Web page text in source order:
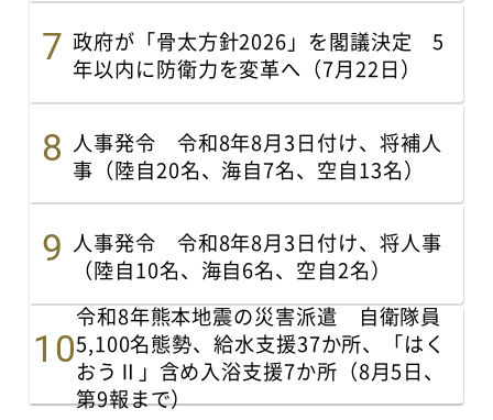
政府が「骨太方針2026」を閣議決定 5
年以内に防衛力を変革へ（7月22日）
人事発令 令和8年8月3日付け、将補人
事（陸自20名、海自7名、空自13名）
人事発令 令和8年8月3日付け、将人事
（陸自10名、海自6名、空自2名）
令和8年熊本地震の災害派遣 自衛隊員
5,100名態勢、給水支援37か所、「はく
おうⅡ」含め入浴支援7か所（8月5日、
第9報まで）